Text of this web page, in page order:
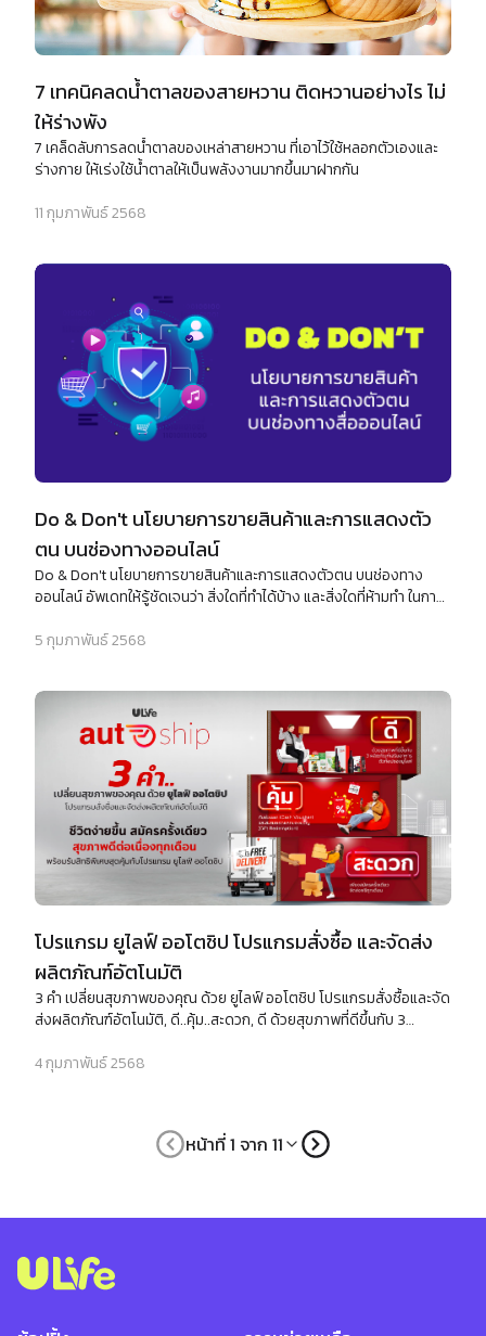
7 เทคนิคลดน้ำตาลของสายหวาน ติดหวานอย่างไร ไม่
ให้ร่างพัง
7 เคล็ดลับการลดน้ำตาลของเหล่าสายหวาน ที่เอาไว้ใช้หลอกตัวเองและ
ร่างกาย ให้เร่งใช้น้ำตาลให้เป็นพลังงานมากขึ้นมาฝากกัน
11 กุมภาพันธ์ 2568
Do & Don't นโยบายการขายสินค้าและการแสดงตัว
ตน บนช่องทางออนไลน์
Do & Don't นโยบายการขายสินค้าและการแสดงตัวตน บนช่องทาง
ออนไลน์ อัพเดทให้รู้ชัดเจนว่า สิ่งใดที่ทำได้บ้าง และสิ่งใดที่ห้ามทำ ในการ
ทางต่างๆ เพื่อให้เป็นการไม่ละเมิดกฎเกณฑ์ของแบรนด์ และบริษัท
5 กุมภาพันธ์ 2568
โปรแกรม ยูไลฟ์ ออโตชิป โปรแกรมสั่งซื้อ และจัดส่ง
ผลิตภัณฑ์อัตโนมัติ
3 คำ เปลี่ยนสุขภาพของคุณ ด้วย ยูไลฟ์ ออโตชิป โปรแกรมสั่งซื้อและจัด
ส่งผลิตภัณฑ์อัตโนมัติ, ดี..คุ้ม..สะดวก, ดี ด้วยสุขภาพที่ดีขึ้นกับ 3
แลกของขวัญ, สะดวก เพียงสมัครครั้งเดียว จัดส่งฟรีทุกเดือน
4 กุมภาพันธ์ 2568
หน้าที่ 1 จาก 11